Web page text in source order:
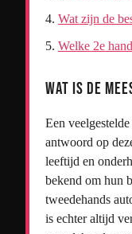
Wat zijn de
Welke 2e
Wat is de
Een
antwoord op
leeftijd en
bekend om hun
tweedehands
is echter altijd